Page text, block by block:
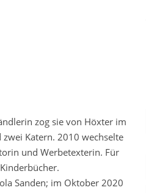
zog sie von Höxter im
Katern. 2010 wechselte
und Werbetexterin. Für
Sanden; im Oktober 2020